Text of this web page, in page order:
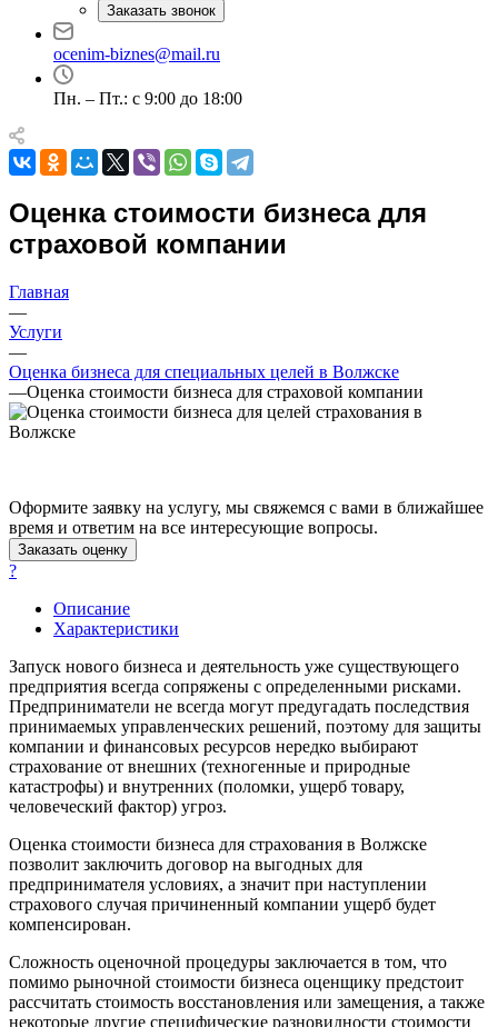
Заказать звонок
ocenim-biznes@mail.ru
Пн. – Пт.: с 9:00 до 18:00
Оценка стоимости бизнеса для
страховой компании
Главная
—
Услуги
—
Оценка бизнеса для специальных целей в Волжске
—Оценка стоимости бизнеса для страховой компании
Оформите заявку на услугу, мы свяжемся с вами в ближайшее
время и ответим на все интересующие вопросы.
Заказать оценку
?
Описание
Характеристики
Запуск нового бизнеса и деятельность уже существующего
предприятия всегда сопряжены с определенными рисками.
Предприниматели не всегда могут предугадать последствия
принимаемых управленческих решений, поэтому для защиты
компании и финансовых ресурсов нередко выбирают
страхование от внешних (техногенные и природные
катастрофы) и внутренних (поломки, ущерб товару,
человеческий фактор) угроз.
Оценка стоимости бизнеса для страхования в Волжске
позволит заключить договор на выгодных для
предпринимателя условиях, а значит при наступлении
страхового случая причиненный компании ущерб будет
компенсирован.
Сложность оценочной процедуры заключается в том, что
помимо рыночной стоимости бизнеса оценщику предстоит
рассчитать стоимость восстановления или замещения, а также
некоторые другие специфические разновидности стоимости
Ангарск
Анжеро-Судженск
Апатиты
Арамиль
Арзамас
Асбест
Асино
Ахтубинск
Ачинск
Баймак
Балабаново
Балаково
Барабинск
Барнаул
Батайск
Бахчисарай
Белая Калитва
Белгород
Белово
Белогорск
Белорецк
Белореченск
Белоярский
Бердск
Бийск
Биробиджан
Бирск
Бирюч
Благовещенск
Благодарный
Богородицк